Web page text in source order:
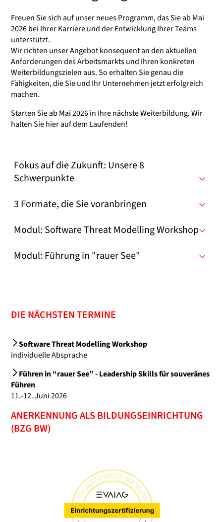
Freuen Sie sich auf unser neues Programm, das Sie ab Mai
2026 bei Ihrer Karriere und der Entwicklung Ihrer Teams
unterstützt.
Wir richten unser Angebot konsequent an den aktuellen
Anforderungen des Arbeitsmarkts und Ihren konkreten
Weiterbildungszielen aus. So erhalten Sie genau die
Fähigkeiten, die Sie und Ihr Unternehmen jetzt erfolgreich
machen.
Starten Sie ab Mai 2026 in Ihre nächste Weiterbildung. Wir
halten Sie hier auf dem Laufenden!
Fokus auf die Zukunft: Unsere 8
Schwerpunkte
3 Formate, die Sie voranbringen
Modul: Software Threat Modelling Workshop
Modul: Führung in "rauer See"
DIE NÄCHSTEN TERMINE
Software Threat Modelling Workshop
individuelle Absprache
Führen in “rauer See” - Leadership Skills für souveränes
Führen
11.-12. Juni 2026
ANERKENNUNG ALS BILDUNGSEINRICHTUNG
(BZG BW)